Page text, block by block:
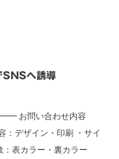
SNSへ誘導
問い合わせ内容
イン・印刷 ・サイ
表カラー・裏カラー